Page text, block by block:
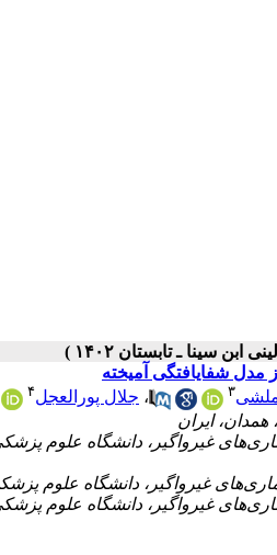
مدل شفایافتگی آمیخته
۳ ، جلال پورالعجل۴